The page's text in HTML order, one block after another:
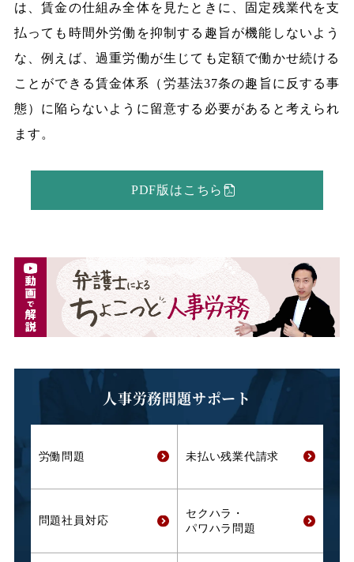
は、賃金の仕組み全体を見たときに、固定残業代を支
払っても時間外労働を抑制する趣旨が機能しないよう
な、例えば、過重労働が生じても定額で働かせ続ける
ことができる賃金体系（労基法37条の趣旨に反する事
態）に陥らないように留意する必要があると考えられ
ます。
PDF版はこちら
人事労務問題サポート
労働問題 未払い残業代請求
問題社員対応
セクハラ・
パワハラ問題